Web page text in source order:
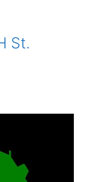
St.